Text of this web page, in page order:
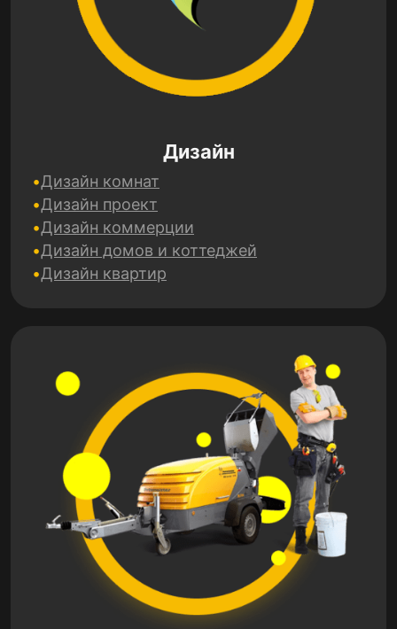
Дизайн
Дизайн комнат
Дизайн проект
Дизайн коммерции
Дизайн домов и коттеджей
Дизайн квартир